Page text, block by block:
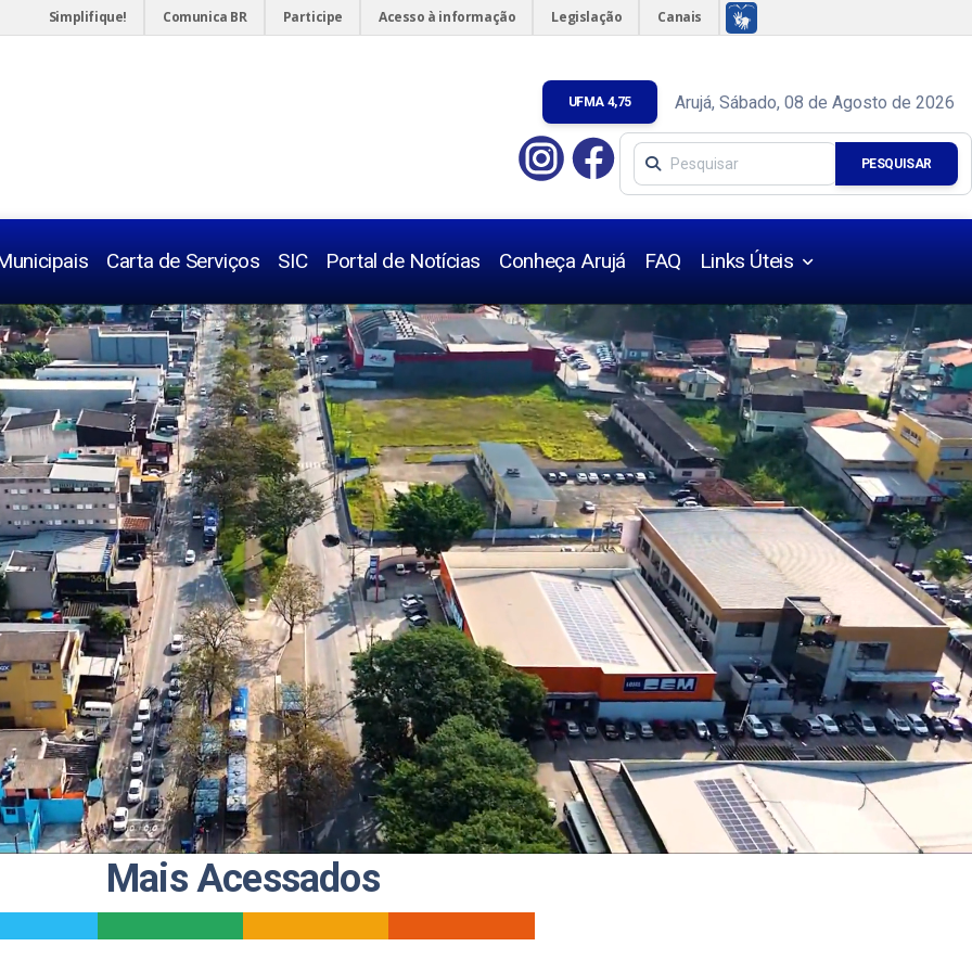
Simplifique! Comunica BR Participe Acesso à informação Legislação Canais
UFMA 4,75 Arujá, Sábado, 08 de Agosto de 2026
PESQUISAR
Carta de Serviços SIC Portal de Notícias Conheça Arujá FAQ Links Úteis
Telefones Úteis
Legislações Urbanísticas
Servidor
Concursos
Radares
Transporte Escolar
Detran
Poupatempo
EMTU
Cadastro de Caminhões
Credencial de Idoso, Deficiente e Autista
Recurso Administrativo das Multas de Trânsito
2ª Via de Notificações das Multas de Trânsito
Mais Acessados